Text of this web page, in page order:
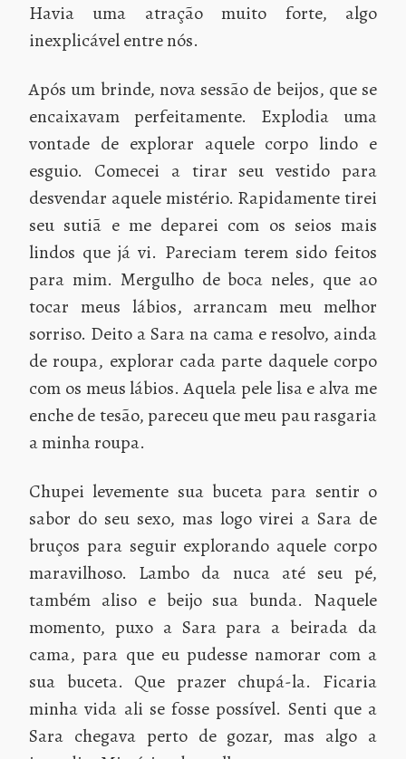
Havia uma atração muito forte, algo
inexplicável entre nós.
Após um brinde, nova sessão de beijos, que se
encaixavam perfeitamente. Explodia uma
vontade de explorar aquele corpo lindo e
esguio. Comecei a tirar seu vestido para
desvendar aquele mistério. Rapidamente tirei
seu sutiã e me deparei com os seios mais
lindos que já vi. Pareciam terem sido feitos
para mim. Mergulho de boca neles, que ao
tocar meus lábios, arrancam meu melhor
sorriso. Deito a Sara na cama e resolvo, ainda
de roupa, explorar cada parte daquele corpo
com os meus lábios. Aquela pele lisa e alva me
enche de tesão, pareceu que meu pau rasgaria
a minha roupa.
Chupei levemente sua buceta para sentir o
sabor do seu sexo, mas logo virei a Sara de
bruços para seguir explorando aquele corpo
maravilhoso. Lambo da nuca até seu pé,
também aliso e beijo sua bunda. Naquele
momento, puxo a Sara para a beirada da
cama, para que eu pudesse namorar com a
sua buceta. Que prazer chupá-la. Ficaria
minha vida ali se fosse possível. Senti que a
Sara chegava perto de gozar, mas algo a